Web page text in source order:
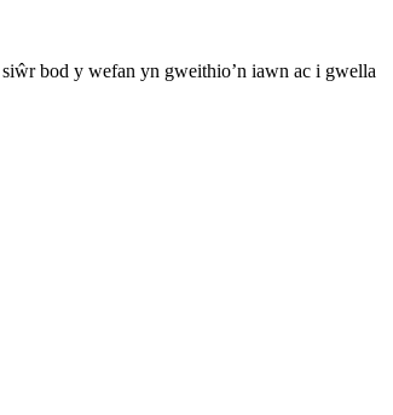
bod y wefan yn gweithio’n iawn ac i gwella